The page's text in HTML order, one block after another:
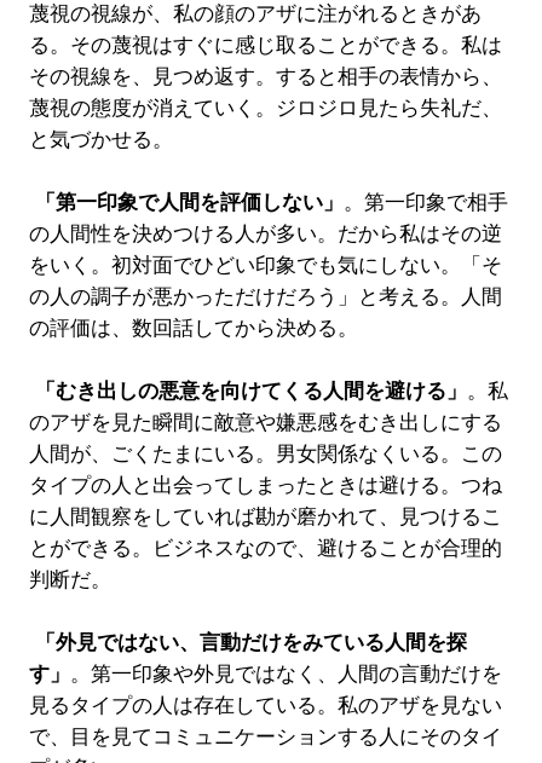
蔑視の視線が、私の顔のアザに注がれるときがあ
る。その蔑視はすぐに感じ取ることができる。私は
その視線を、見つめ返す。すると相手の表情から、
蔑視の態度が消えていく。ジロジロ見たら失礼だ、
と気づかせる。
「第一印象で人間を評価しない」 。第一印象で相手
の人間性を決めつける人が多い。だから私はその逆
をいく。初対面でひどい印象でも気にしない。「そ
の人の調子が悪かっただけだろう」と考える。人間
の評価は、数回話してから決める。
「むき出しの悪意を向けてくる人間を避ける」 。私
のアザを見た瞬間に敵意や嫌悪感をむき出しにする
人間が、ごくたまにいる。男女関係なくいる。この
タイプの人と出会ってしまったときは避ける。つね
に人間観察をしていれば勘が磨かれて、見つけるこ
とができる。ビジネスなので、避けることが合理的
判断だ。
「外見ではない、言動だけをみている人間を探
す」 。第一印象や外見ではなく、人間の言動だけを
見るタイプの人は存在している。私のアザを見ない
で、目を見てコミュニケーションする人にそのタイ